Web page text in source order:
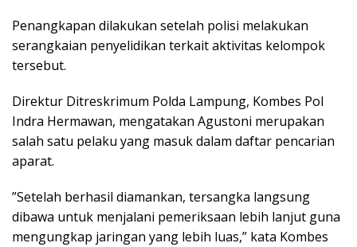
‎‎Penangkapan dilakukan setelah polisi melakukan
serangkaian penyelidikan terkait aktivitas kelompok
tersebut.
‎Direktur Ditreskrimum Polda Lampung, Kombes Pol
Indra Hermawan, mengatakan Agustoni merupakan
salah satu pelaku yang masuk dalam daftar pencarian
aparat.
‎”Setelah berhasil diamankan, tersangka langsung
dibawa untuk menjalani pemeriksaan lebih lanjut guna
mengungkap jaringan yang lebih luas,” kata Kombes